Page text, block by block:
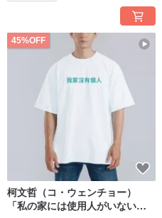
45%OFF
柯文哲（コ・ウェンチョー）
「私の家には使用人がいない」